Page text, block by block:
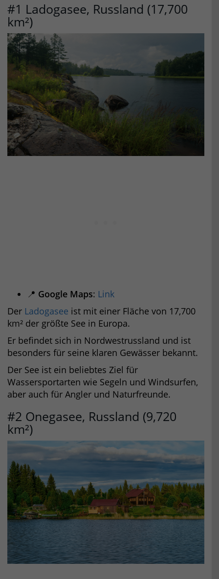
#1 Ladogasee, Russland (17,700
km²)
📍 Google Maps: Link
Der Ladogasee ist mit einer Fläche von 17,700
km² der größte See in Europa.
Er befindet sich in Nordwestrussland und ist
besonders für seine klaren Gewässer bekannt.
Der See ist ein beliebtes Ziel für
Wassersportarten wie Segeln und Windsurfen,
aber auch für Angler und Naturfreunde.
#2 Onegasee, Russland (9,720
km²)